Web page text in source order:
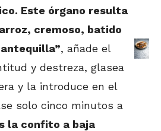
Este órgano resulta
cremoso, batido
, añade el
y destreza, glasea
y la introduce en el
solo cinco minutos a
la confito a baja